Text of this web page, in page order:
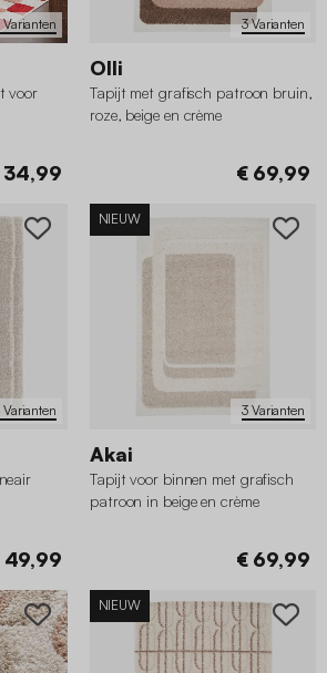
Varianten
voor
34,99
3 Varianten
Olli
Tapijt met grafisch patroon bruin,
roze, beige en crème
€ 69,99
Varianten
49,99
3 Varianten
NIEUW
Akai
Tapijt voor binnen met grafisch
patroon in beige en crème
€ 69,99
NIEUW